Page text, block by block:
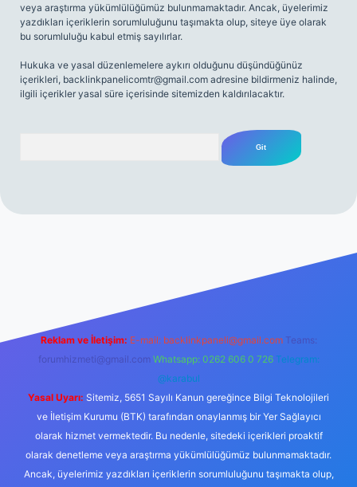
veya araştırma yükümlülüğümüz bulunmamaktadır. Ancak, üyelerimiz
yazdıkları içeriklerin sorumluluğunu taşımakta olup, siteye üye olarak
bu sorumluluğu kabul etmiş sayılırlar.
Hukuka ve yasal düzenlemelere aykırı olduğunu düşündüğünüz
içerikleri, backlinkpanelicomtr@gmail.com adresine bildirmeniz halinde,
ilgili içerikler yasal süre içerisinde sitemizden kaldırılacaktır.
Reklam ve İletişim: E-mail: backlinkpaneli@gmail.com Teams:
forumhizmeti@gmail.com Whatsapp: 0262 606 0 726 Telegram:
@karabul
Yasal Uyarı: Sitemiz, 5651 Sayılı Kanun gereğince Bilgi Teknolojileri
ve İletişim Kurumu (BTK) tarafından onaylanmış bir Yer Sağlayıcı
olarak hizmet vermektedir. Bu nedenle, sitedeki içerikleri proaktif
olarak denetleme veya araştırma yükümlülüğümüz bulunmamaktadır.
Ancak, üyelerimiz yazdıkları içeriklerin sorumluluğunu taşımakta olup,